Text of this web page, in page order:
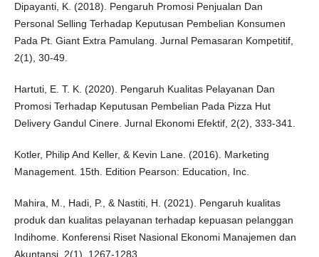
Dipayanti, K. (2018). Pengaruh Promosi Penjualan Dan
Personal Selling Terhadap Keputusan Pembelian Konsumen
Pada Pt. Giant Extra Pamulang. Jurnal Pemasaran Kompetitif,
2(1), 30-49.
Hartuti, E. T. K. (2020). Pengaruh Kualitas Pelayanan Dan
Promosi Terhadap Keputusan Pembelian Pada Pizza Hut
Delivery Gandul Cinere. Jurnal Ekonomi Efektif, 2(2), 333-341.
Kotler, Philip And Keller, & Kevin Lane. (2016). Marketing
Management. 15th. Edition Pearson: Education, Inc.
Mahira, M., Hadi, P., & Nastiti, H. (2021). Pengaruh kualitas
produk dan kualitas pelayanan terhadap kepuasan pelanggan
Indihome. Konferensi Riset Nasional Ekonomi Manajemen dan
Akuntansi, 2(1), 1267-1283.